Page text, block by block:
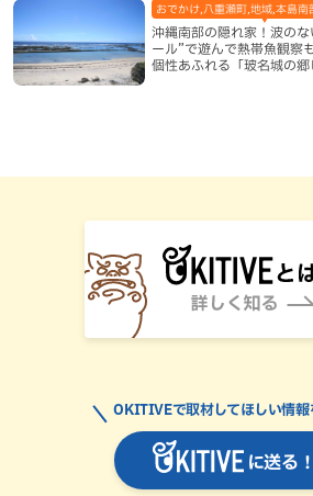
沖縄南部の隠れ家！波のな
ール”で遊んで熱帯魚観察
個性あふれる「玻名城の郷
おでかけ,八重瀬町,地域,本島南
に送る！
OKITIVEで取材してほしい情報